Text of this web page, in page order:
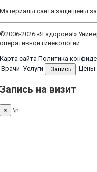
Материалы сайта защищены
©2006-2026 «Я здорова!»
оперативной гинекологии
Карта сайта Политика
Врачи Услуги Запись Цены
Запись на визит
× \n